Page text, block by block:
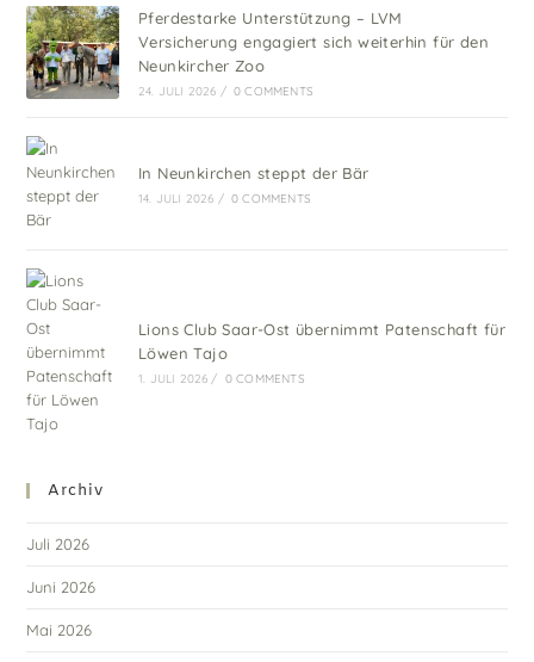
Pferdestarke Unterstützung – LVM
Versicherung engagiert sich weiterhin für den
Neunkircher Zoo
24. JULI 2026 / 0 COMMENTS
In Neunkirchen steppt der Bär
14. JULI 2026 / 0 COMMENTS
Lions Club Saar-Ost übernimmt Patenschaft für
Löwen Tajo
1. JULI 2026 / 0 COMMENTS
Archiv
Juli 2026
Juni 2026
Mai 2026